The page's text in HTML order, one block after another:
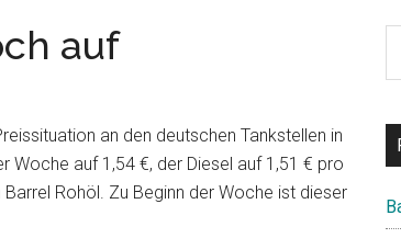
auf
an den deutschen Tankstellen in
Woche auf 1,54 €, der Diesel auf 1,51 € pro
Rohöl. Zu Beginn der Woche ist dieser
...